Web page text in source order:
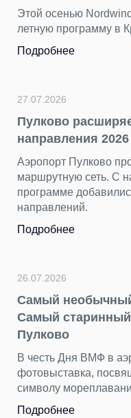
герой —
За последние
ярких снимков.
23.07.2026
«Нечего
Пока Стамбул,
Подробнее
22.07.2026
находим в
Бюст
тысяч вещей